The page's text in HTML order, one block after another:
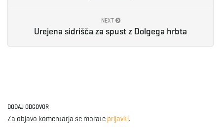
NEXT
Urejena sidrišča za spust z Dolgega hrbta
DODAJ ODGOVOR
Za objavo komentarja se morate prijaviti.